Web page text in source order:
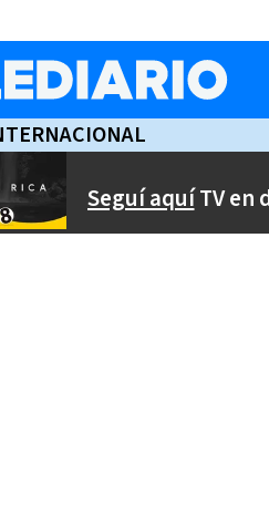
Seguí aquíTV en